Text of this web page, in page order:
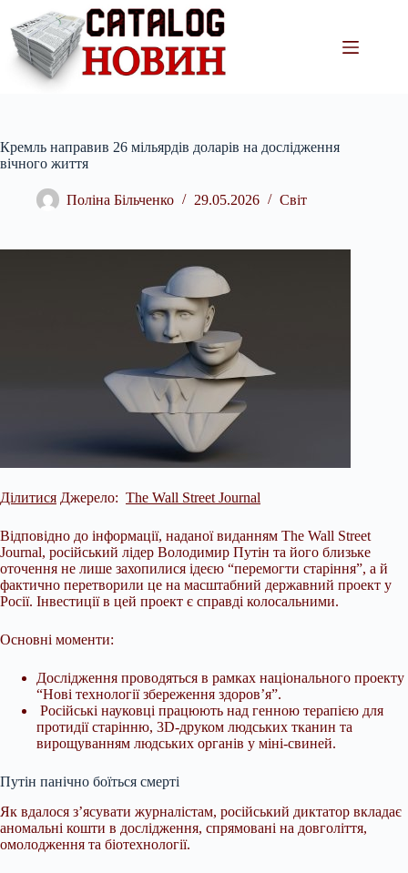
вмісту
Кремль направив 26 мільярдів доларів на дослідження
вічного життя
Поліна Більченко 29.05.2026 Світ
Ділитися Джерело: The Wall Street Journal
Відповідно до інформації, наданої виданням The Wall Street
Journal, російський лідер Володимир Путін та його близьке
оточення не лише захопилися ідеєю “перемогти старіння”, а й
фактично перетворили це на масштабний державний проект у
Росії. Інвестиції в цей проект є справді колосальними.
Основні моменти:
Дослідження проводяться в рамках національного проекту
“Нові технології збереження здоров’я”.
Російські науковці працюють над генною терапією для
протидії старінню, 3D-друком людських тканин та
вирощуванням людських органів у міні-свиней.
Путін панічно боїться смерті
Як вдалося з’ясувати журналістам, російський диктатор вкладає
аномальні кошти в дослідження, спрямовані на довголіття,
омолодження та біотехнології.